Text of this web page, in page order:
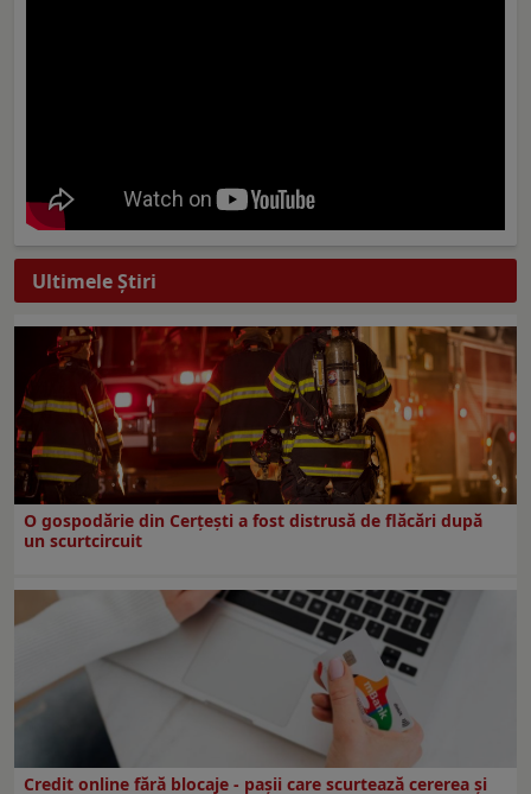
Ultimele Ştiri
O gospodărie din Cerțești a fost distrusă de flăcări după
un scurtcircuit
Credit online fără blocaje - pașii care scurtează cererea și